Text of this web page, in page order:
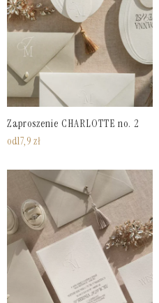
Zaproszenie CHARLOTTE no. 2
od17,9 zł